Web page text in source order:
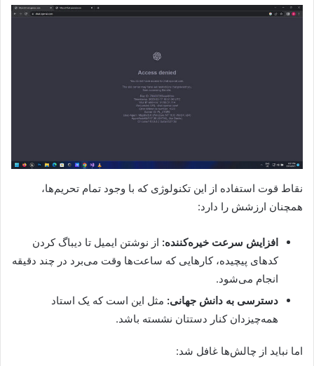
نقاط قوت استفاده از این تکنولوژی که با وجود تمام تحریم‌ها،
همچنان ارزشش را دارد:
افزایش سرعت خیره‌کننده: از نوشتن ایمیل تا دیباگ کردن
کدهای پیچیده، کارهایی که ساعت‌ها وقت می‌برد در چند دقیقه
انجام می‌شود.
دسترسی به دانش جهانی: مثل این است که یک استاد
همه‌چیزدان کنار دستتان نشسته باشد.
اما نباید از چالش‌ها غافل شد: